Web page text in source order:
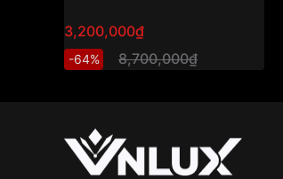
3,200,000₫
-64% 8,700,000₫